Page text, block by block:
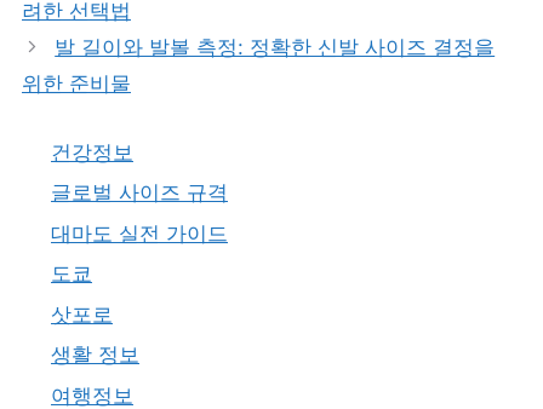
려한 선택법
발 길이와 발볼 측정: 정확한 신발 사이즈 결정을
위한 준비물
건강정보
글로벌 사이즈 규격
대마도 실전 가이드
도쿄
삿포로
생활 정보
여행정보